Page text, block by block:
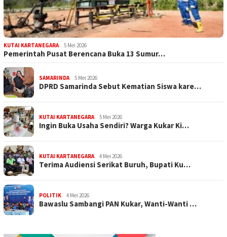
KUTAI KARTANEGARA 5 Mei 2026
Pemerintah Pusat Berencana Buka 13 Sumur…
SAMARINDA 5 Mei 2026
DPRD Samarinda Sebut Kematian Siswa kare…
KUTAI KARTANEGARA 5 Mei 2026
Ingin Buka Usaha Sendiri? Warga Kukar Ki…
KUTAI KARTANEGARA 4 Mei 2026
Terima Audiensi Serikat Buruh, Bupati Ku…
POLITIK 4 Mei 2026
Bawaslu Sambangi PAN Kukar, Wanti-Wanti …